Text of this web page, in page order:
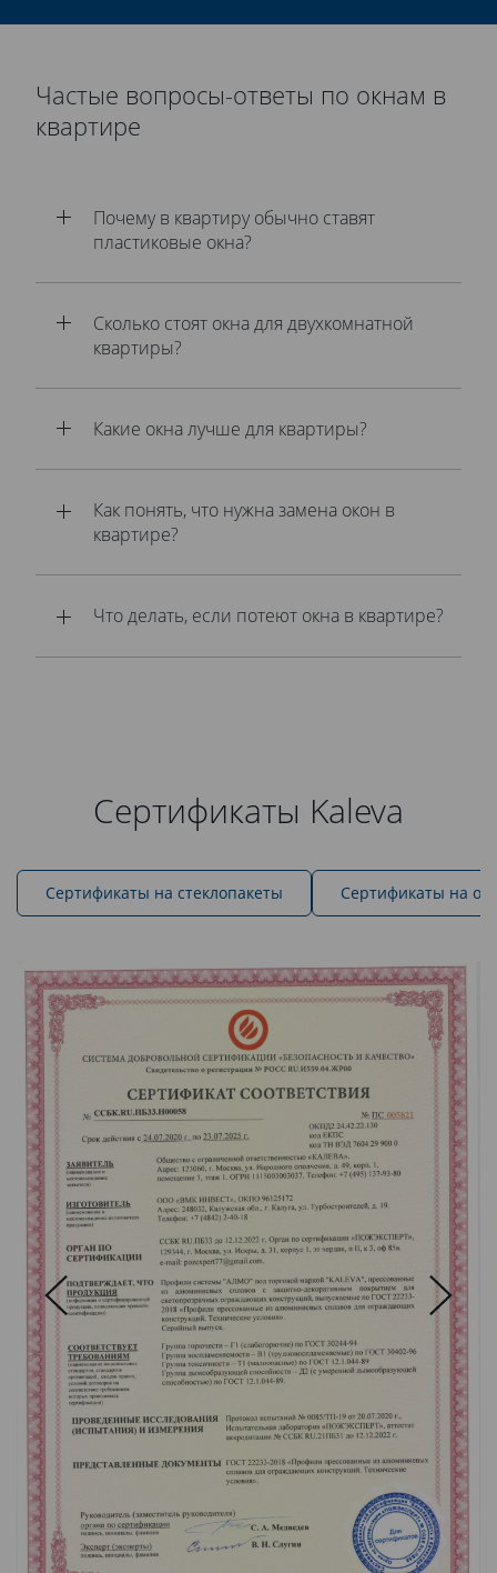
Частые вопросы-ответы по окнам в
квартире
Почему в квартиру обычно ставят
пластиковые окна?
Сколько стоят окна для двухкомнатной
квартиры?
Какие окна лучше для квартиры?
Как понять, что нужна замена окон в
квартире?
Что делать, если потеют окна в квартире?
Сертификаты Kaleva
Cертификаты на стеклопакеты Сертификаты на